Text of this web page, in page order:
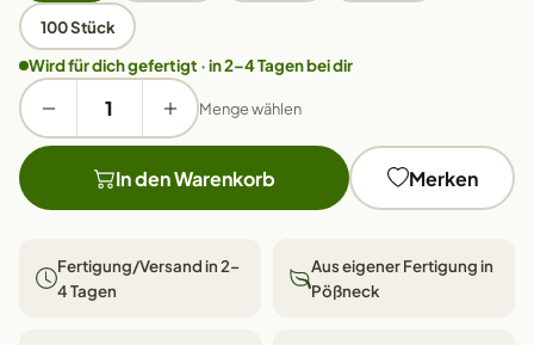
100 Stück
Wird für dich gefertigt · in 2–4 Tagen bei dir
Menge wählen
In den Warenkorb Merken
Fertigung/Versand in 2–
4 Tagen
Aus eigener Fertigung in
Pößneck